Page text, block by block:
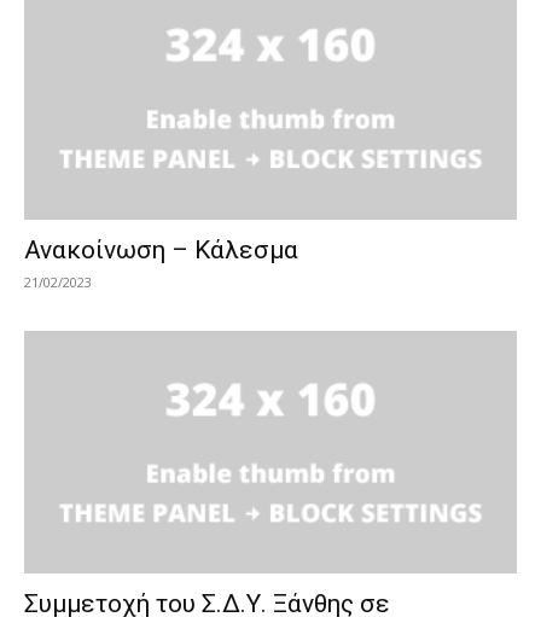
Ανακοίνωση – Κάλεσμα
21/02/2023
Συμμετοχή του Σ.Δ.Υ. Ξάνθης σε